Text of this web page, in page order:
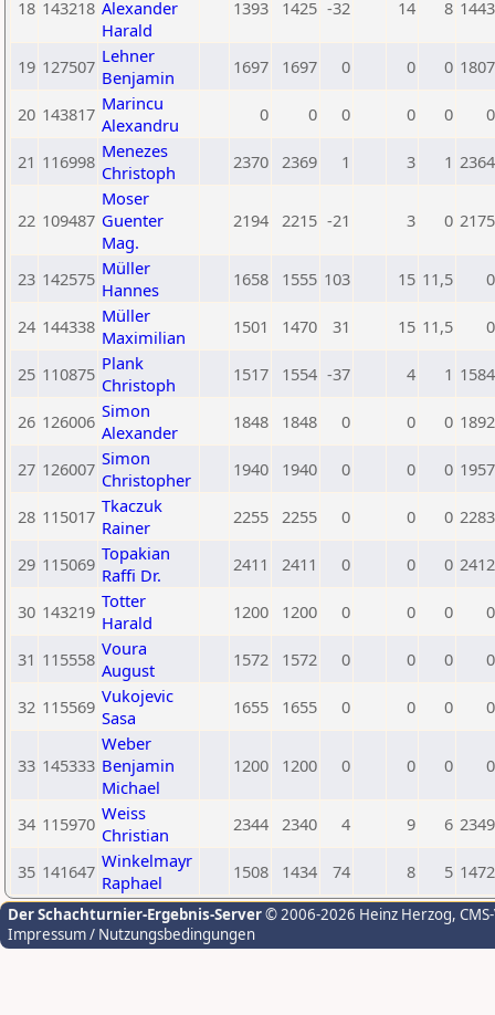
18 143218 Alexander
Harald
1393 1425 -32 14 8 1443
19 127507 Lehner
Benjamin
1697 1697 0 0 0 1807
20 143817 Marincu
Alexandru
0 0 0 0 0 0
21 116998 Menezes
Christoph
2370 2369 1 3 1 2364
22 109487
Moser
Guenter
Mag.
2194 2215 -21 3 0 2175
23 142575 Müller
Hannes
1658 1555 103 15 11,5 0
24 144338 Müller
Maximilian
1501 1470 31 15 11,5 0
25 110875 Plank
Christoph
1517 1554 -37 4 1 1584
26 126006 Simon
Alexander
1848 1848 0 0 0 1892
27 126007 Simon
Christopher
1940 1940 0 0 0 1957
28 115017 Tkaczuk
Rainer
2255 2255 0 0 0 2283
29 115069 Topakian
Raffi Dr.
2411 2411 0 0 0 2412
30 143219 Totter
Harald
1200 1200 0 0 0 0
31 115558 Voura
August
1572 1572 0 0 0 0
32 115569 Vukojevic
Sasa
1655 1655 0 0 0 0
33 145333
Weber
Benjamin
Michael
1200 1200 0 0 0 0
34 115970 Weiss
Christian
2344 2340 4 9 6 2349
35 141647 Winkelmayr
Raphael
1508 1434 74 8 5 1472
Der Schachturnier-Ergebnis-Server© 2006-2026 Heinz Herzog,
Impressum / Nutzungsbedingungen